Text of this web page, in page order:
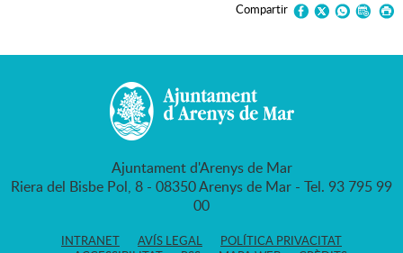
Compartir
Ajuntament d'Arenys de Mar
Riera del Bisbe Pol, 8 - 08350 Arenys de Mar - Tel. 93 795 99
00
INTRANET AVÍS LEGAL
POLÍTICA PRIVACITAT